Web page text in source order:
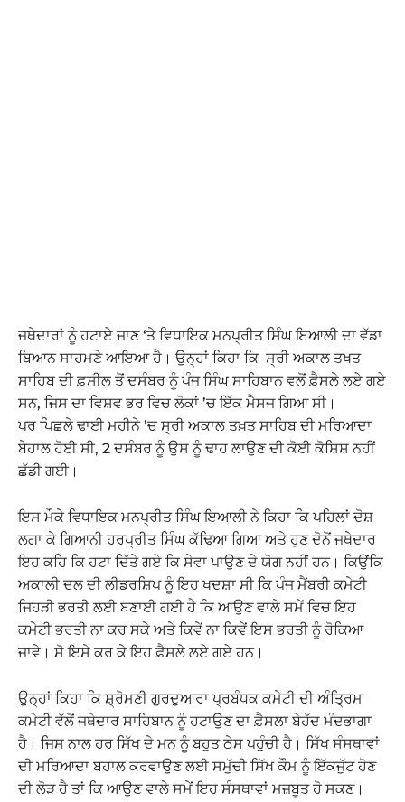
ਜਥੇਦਾਰਾਂ ਨੂੰ ਹਟਾਏ ਜਾਣ ‘ਤੇ ਵਿਧਾਇਕ ਮਨਪ੍ਰੀਤ ਸਿੰਘ ਇਆਲੀ ਦਾ ਵੱਡਾ
ਬਿਆਨ ਸਾਹਮਣੇ ਆਇਆ ਹੈ। ਉਨ੍ਹਾਂ ਕਿਹਾ ਕਿ ਸ੍ਰੀ ਅਕਾਲ ਤਖਤ
ਸਾਹਿਬ ਦੀ ਫ਼ਸੀਲ ਤੋਂ ਦਸੰਬਰ ਨੂੰ ਪੰਜ ਸਿੰਘ ਸਾਹਿਬਾਨ ਵਲੋਂ ਫ਼ੈਸਲੇ ਲਏ ਗਏ
ਸਨ, ਜਿਸ ਦਾ ਵਿਸ਼ਵ ਭਰ ਵਿਚ ਲੋਕਾਂ ’ਚ ਇੱਕ ਮੈਸਜ ਗਿਆ ਸੀ।
ਪਰ ਪਿਛਲੇ ਢਾਈ ਮਹੀਨੇ ’ਚ ਸ੍ਰੀ ਅਕਾਲ ਤਖ਼ਤ ਸਾਹਿਬ ਦੀ ਮਰਿਆਦਾ
ਬੇਹਾਲ ਹੋਈ ਸੀ, 2 ਦਸੰਬਰ ਨੂੰ ਉਸ ਨੂੰ ਢਾਹ ਲਾਉਣ ਦੀ ਕੋਈ ਕੋਸ਼ਿਸ਼ ਨਹੀਂ
ਛੱਡੀ ਗਈ।
ਇਸ ਮੌਕੇ ਵਿਧਾਇਕ ਮਨਪ੍ਰੀਤ ਸਿੰਘ ਇਆਲੀ ਨੇ ਕਿਹਾ ਕਿ ਪਹਿਲਾਂ ਦੋਸ਼
ਲਗਾ ਕੇ ਗਿਆਨੀ ਹਰਪ੍ਰੀਤ ਸਿੰਘ ਕੱਢਿਆ ਗਿਆ ਅਤੇ ਹੁਣ ਦੋਨੋਂ ਜਥੇਦਾਰ
ਇਹ ਕਹਿ ਕਿ ਹਟਾ ਦਿੱਤੇ ਗਏ ਕਿ ਸੇਵਾ ਪਾਉਣ ਦੇ ਯੋਗ ਨਹੀਂ ਹਨ। ਕਿਉਂਕਿ
ਅਕਾਲੀ ਦਲ ਦੀ ਲੀਡਰਸ਼ਿਪ ਨੂੰ ਇਹ ਖਦਸ਼ਾ ਸੀ ਕਿ ਪੰਜ ਮੈਂਬਰੀ ਕਮੇਟੀ
ਜਿਹੜੀ ਭਰਤੀ ਲਈ ਬਣਾਈ ਗਈ ਹੈ ਕਿ ਆਉਣ ਵਾਲੇ ਸਮੇਂ ਵਿਚ ਇਹ
ਕਮੇਟੀ ਭਰਤੀ ਨਾ ਕਰ ਸਕੇ ਅਤੇ ਕਿਵੇਂ ਨਾ ਕਿਵੇਂ ਇਸ ਭਰਤੀ ਨੂੰ ਰੋਕਿਆ
ਜਾਵੇ। ਸੋ ਇਸੇ ਕਰ ਕੇ ਇਹ ਫ਼ੈਸਲੇ ਲਏ ਗਏ ਹਨ।
ਉਨ੍ਹਾਂ ਕਿਹਾ ਕਿ ਸ਼੍ਰੋਮਣੀ ਗੁਰਦੁਆਰਾ ਪ੍ਰਬੰਧਕ ਕਮੇਟੀ ਦੀ ਅੰਤ੍ਰਿਮ
ਕਮੇਟੀ ਵੱਲੋਂ ਜਥੇਦਾਰ ਸਾਹਿਬਾਨ ਨੂੰ ਹਟਾਉਣ ਦਾ ਫ਼ੈਸਲਾ ਬੇਹੱਦ ਮੰਦਭਾਗਾ
ਹੈ। ਜਿਸ ਨਾਲ ਹਰ ਸਿੱਖ ਦੇ ਮਨ ਨੂੰ ਬਹੁਤ ਠੇਸ ਪਹੁੰਚੀ ਹੈ। ਸਿੱਖ ਸੰਸਥਾਵਾਂ
ਦੀ ਮਰਿਆਦਾ ਬਹਾਲ ਕਰਵਾਉਣ ਲਈ ਸਮੁੱਚੀ ਸਿੱਖ ਕੌਮ ਨੂੰ ਇੱਕਜੁੱਟ ਹੋਣ
ਦੀ ਲੋੜ ਹੈ ਤਾਂ ਕਿ ਆਉਣ ਵਾਲੇ ਸਮੇਂ ਇਹ ਸੰਸਥਾਵਾਂ ਮਜ਼ਬੂਤ ਹੋ ਸਕਣ।